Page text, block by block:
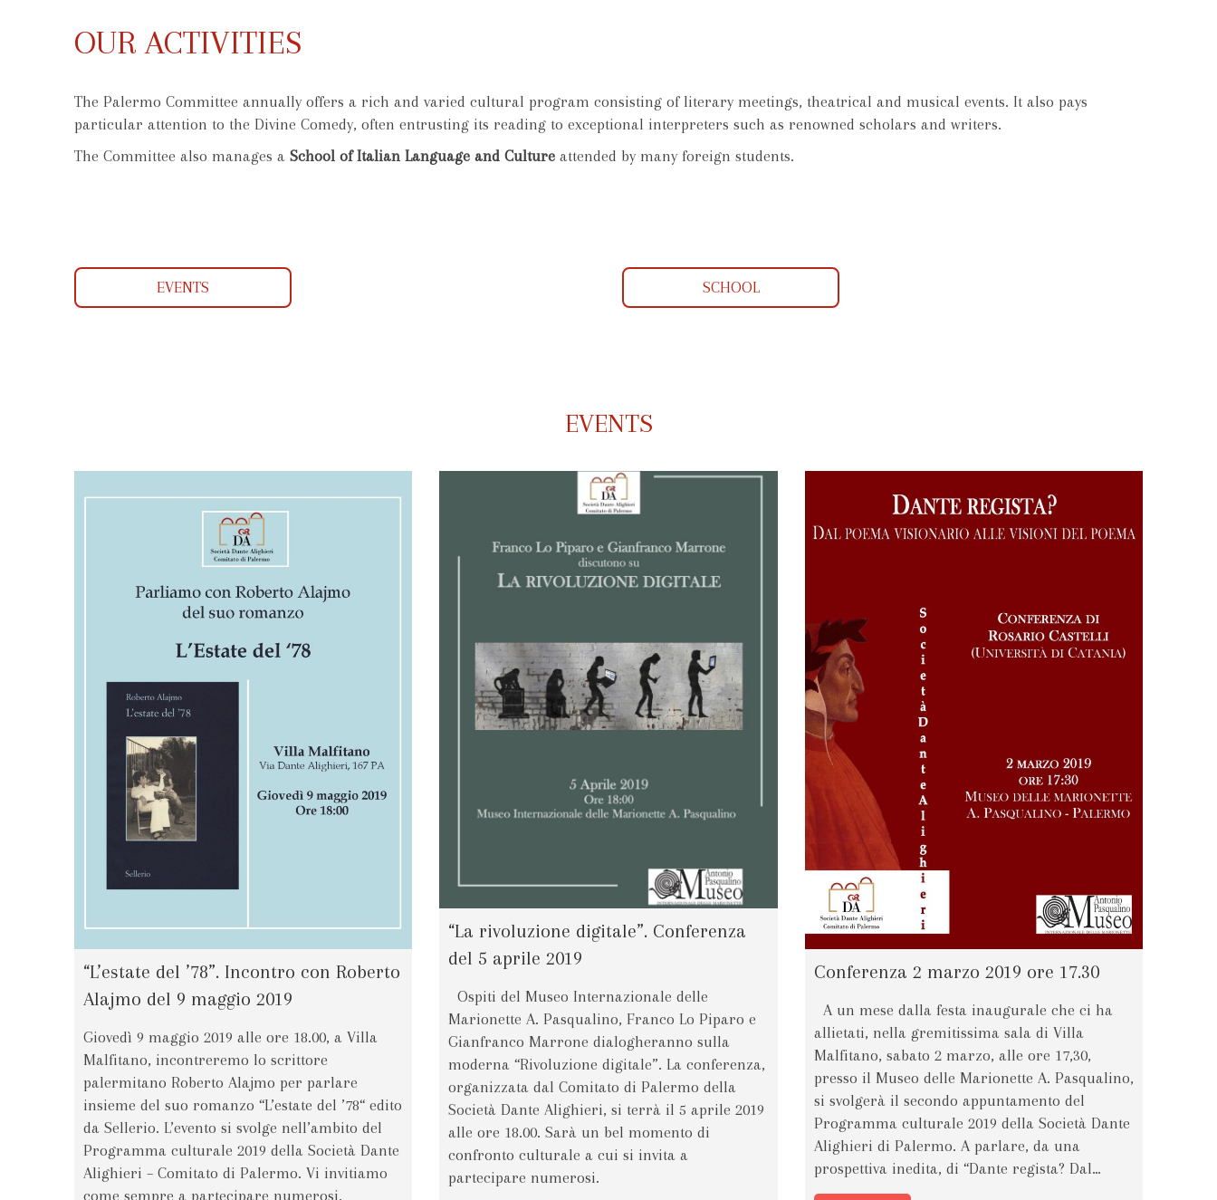
OUR ACTIVITIES
The Palermo Committee annually offers a rich and varied cultural program consisting of literary meetings, theatrical and musical events. It also pays
particular attention to the Divine Comedy, often entrusting its reading to exceptional interpreters such as renowned scholars and writers.
The Committee also manages a School of Italian Language and Culture attended by many foreign students.
EVENTS SCHOOL
EVENTS
“L’estate del ’78”. Incontro con Roberto
Alajmo del 9 maggio 2019
Giovedì 9 maggio 2019 alle ore 18.00, a Villa
Malfitano, incontreremo lo scrittore
palermitano Roberto Alajmo per parlare
insieme del suo romanzo “L’estate del ’78“ edito
da Sellerio. L’evento si svolge nell’ambito del
Programma culturale 2019 della Società Dante
Alighieri – Comitato di Palermo. Vi invitiamo
come sempre a partecipare numerosi.
“La rivoluzione digitale”. Conferenza
del 5 aprile 2019
Ospiti del Museo Internazionale delle
Marionette A. Pasqualino, Franco Lo Piparo e
Gianfranco Marrone dialogheranno sulla
moderna “Rivoluzione digitale”. La conferenza,
organizzata dal Comitato di Palermo della
Società Dante Alighieri, si terrà il 5 aprile 2019
alle ore 18.00. Sarà un bel momento di
confronto culturale a cui si invita a
partecipare numerosi.
Conferenza 2 marzo 2019 ore 17.30
A un mese dalla festa inaugurale che ci ha
allietati, nella gremitissima sala di Villa
Malfitano, sabato 2 marzo, alle ore 17,30,
presso il Museo delle Marionette A. Pasqualino,
si svolgerà il secondo appuntamento del
Programma culturale 2019 della Società Dante
Alighieri di Palermo. A parlare, da una
prospettiva inedita, di “Dante regista? Dal…